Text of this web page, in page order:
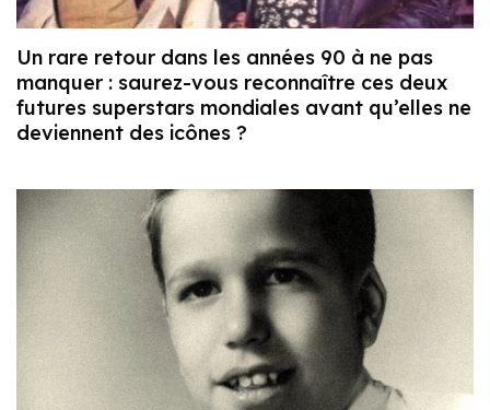
Un rare retour dans les années 90 à ne pas
manquer : saurez-vous reconnaître ces deux
futures superstars mondiales avant qu’elles ne
deviennent des icônes ?